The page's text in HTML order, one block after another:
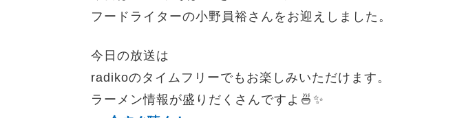
フードライターの小野員裕さんをお迎えしました。
今日の放送は
radikoのタイムフリーでもお楽しみいただけます。
ラーメン情報が盛りだくさんですよ🍜✨